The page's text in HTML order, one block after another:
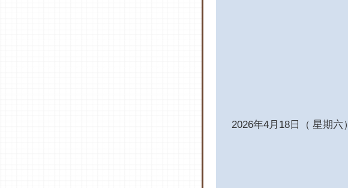
2026年4月18日 （ 星期六）